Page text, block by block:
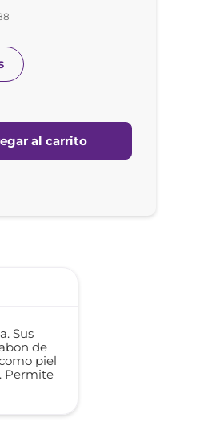
al carrito
Sus
de
piel
Permite